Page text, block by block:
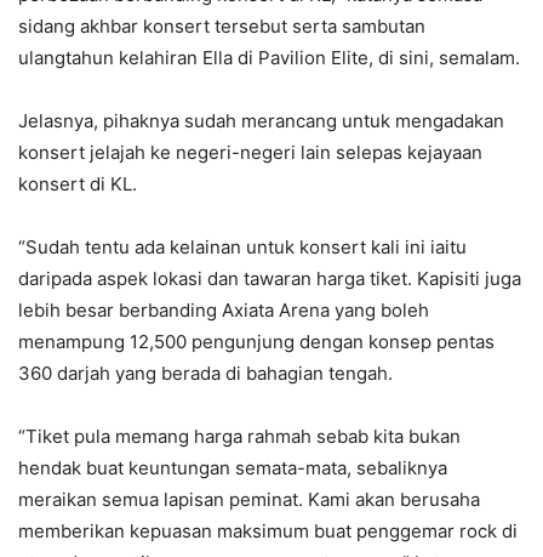
sidang akhbar konsert tersebut serta sambutan
ulangtahun kelahiran Ella di Pavilion Elite, di sini, semalam.
Jelasnya, pihaknya sudah merancang untuk mengadakan
konsert jelajah ke negeri-negeri lain selepas kejayaan
konsert di KL.
“Sudah tentu ada kelainan untuk konsert kali ini iaitu
daripada aspek lokasi dan tawaran harga tiket. Kapisiti juga
lebih besar berbanding Axiata Arena yang boleh
menampung 12,500 pengunjung dengan konsep pentas
360 darjah yang berada di bahagian tengah.
“Tiket pula memang harga rahmah sebab kita bukan
hendak buat keuntungan semata-mata, sebaliknya
meraikan semua lapisan peminat. Kami akan berusaha
memberikan kepuasan maksimum buat penggemar rock di